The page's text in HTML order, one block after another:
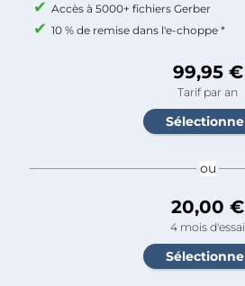
Accès à 5000+ fichiers Gerber
10 % de remise dans l'e-choppe *
99,95 €
Tarif par an
ou
20,00 €
4 mois d'essai